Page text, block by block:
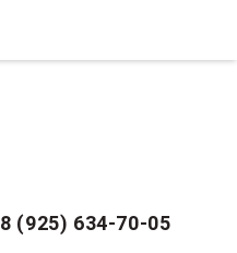
8 (925) 634-70-05